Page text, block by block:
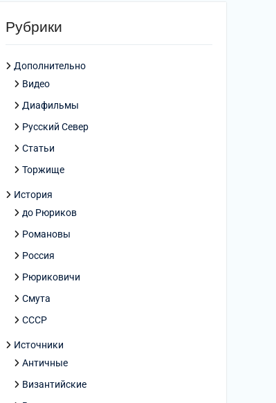
Рубрики
Дополнительно
Видео
Диафильмы
Русский Север
Статьи
Торжище
История
до Рюриков
Романовы
Россия
Рюриковичи
Смута
СССР
Источники
Античные
Византийские